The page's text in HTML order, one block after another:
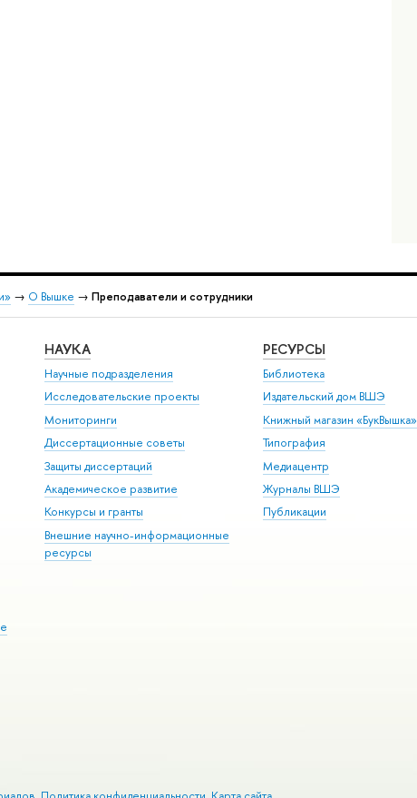
→ О Вышке → Преподаватели и сотрудники
НАУКА
Научные подразделения
Исследовательские проекты
Мониторинги
Диссертационные советы
Защиты диссертаций
Академическое развитие
Конкурсы и гранты
Внешние научно-информационные
ресурсы
РЕСУРСЫ
Библиотека
Издательский дом ВШЭ
Книжный магазин «БукВышка»
Типография
Медиацентр
Журналы ВШЭ
Публикации